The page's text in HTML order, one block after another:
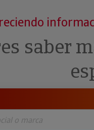
y ERP
· Recuperación de
Pública
Investigada
saber